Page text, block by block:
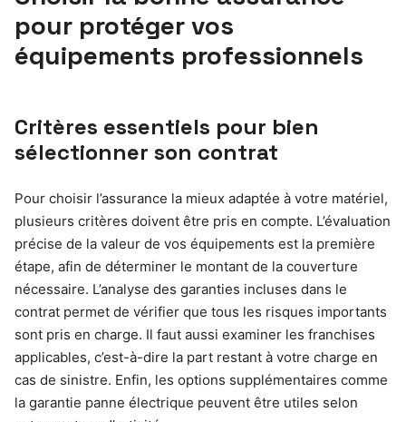
pour protéger vos
équipements professionnels
Critères essentiels pour bien
sélectionner son contrat
Pour choisir l’assurance la mieux adaptée à votre matériel,
plusieurs critères doivent être pris en compte. L’évaluation
précise de la valeur de vos équipements est la première
étape, afin de déterminer le montant de la couverture
nécessaire. L’analyse des garanties incluses dans le
contrat permet de vérifier que tous les risques importants
sont pris en charge. Il faut aussi examiner les franchises
applicables, c’est-à-dire la part restant à votre charge en
cas de sinistre. Enfin, les options supplémentaires comme
la garantie panne électrique peuvent être utiles selon